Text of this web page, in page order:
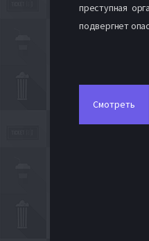
преступная
подвергнет
Смотреть